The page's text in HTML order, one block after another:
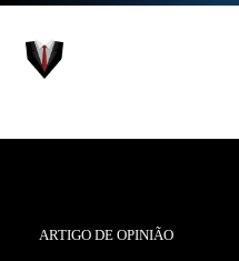
ARTIGO DE OPINIÃO